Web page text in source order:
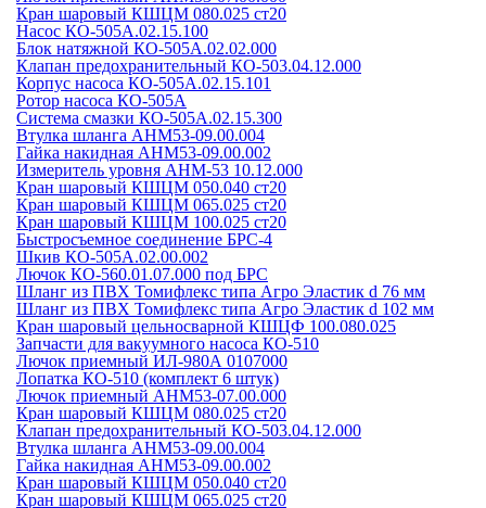
Кран шаровый КШЦМ 080.025 ст20
Насос КО-505А.02.15.100
Блок натяжной КО-505А.02.02.000
Клапан предохранительный КО-503.04.12.000
Корпус насоса КО-505А.02.15.101
Ротор насоса КО-505А
Система смазки КО-505А.02.15.300
Втулка шланга АНМ53-09.00.004
Гайка накидная АНМ53-09.00.002
Измеритель уровня АНМ-53 10.12.000
Кран шаровый КШЦМ 050.040 ст20
Кран шаровый КШЦМ 065.025 ст20
Кран шаровый КШЦМ 100.025 ст20
Быстросъемное соединение БРС-4
Шкив КО-505А.02.00.002
Лючок КО-560.01.07.000 под БРС
Шланг из ПВХ Томифлекс типа Агро Эластик d 76 мм
Шланг из ПВХ Томифлекс типа Агро Эластик d 102 мм
Кран шаровый цельносварной КШЦФ 100.080.025
Запчасти для вакуумного насоса КО-510
Лючок приемный ИЛ-980А 0107000
Лопатка КО-510 (комплект 6 штук)
Лючок приемный АНМ53-07.00.000
Кран шаровый КШЦМ 080.025 ст20
Клапан предохранительный КО-503.04.12.000
Втулка шланга АНМ53-09.00.004
Гайка накидная АНМ53-09.00.002
Кран шаровый КШЦМ 050.040 ст20
Кран шаровый КШЦМ 065.025 ст20